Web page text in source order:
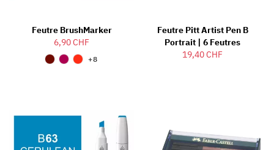
Feutre BrushMarker
6,90 CHF
+8
Feutre Pitt Artist Pen B
Portrait | 6 Feutres
19,40 CHF